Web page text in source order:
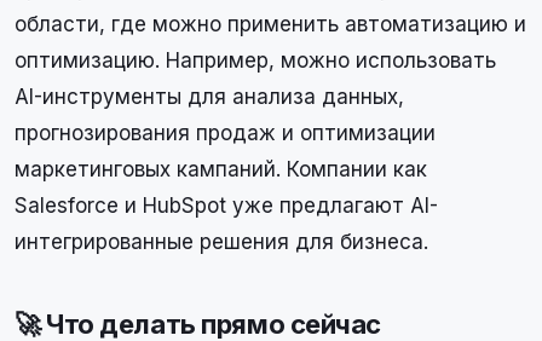
области, где можно применить автоматизацию и
оптимизацию. Например, можно использовать
AI-инструменты для анализа данных,
прогнозирования продаж и оптимизации
маркетинговых кампаний. Компании как
Salesforce и HubSpot уже предлагают AI-
интегрированные решения для бизнеса.
🚀 Что делать прямо сейчас